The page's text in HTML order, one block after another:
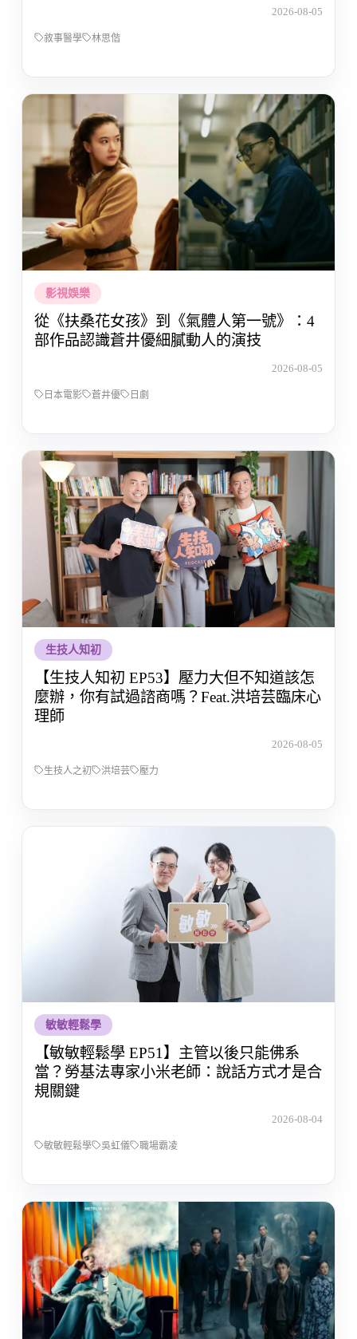
2026-08-05
敘事醫學 林思偕
影視娛樂
從《扶桑花女孩》到《氣體人第一號》：4
部作品認識蒼井優細膩動人的演技
2026-08-05
日本電影 蒼井優 日劇
生技人知初
【生技人知初 EP53】壓力大但不知道該怎
麼辦，你有試過諮商嗎？Feat.洪培芸臨床心
理師
2026-08-05
生技人之初 洪培芸 壓力
敏敏輕鬆學
【敏敏輕鬆學 EP51】主管以後只能佛系
當？勞基法專家小米老師：說話方式才是合
規關鍵
2026-08-04
敏敏輕鬆學 吳虹儀 職場霸凌